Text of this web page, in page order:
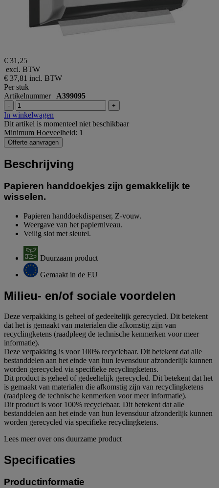
€ 31,25
excl. BTW
€ 37,81 incl. BTW
Per stuk
Artikelnummer A399095
- +
In winkelwagen
Dit artikel is momenteel niet beschikbaar
Minimum Hoeveelheid: 1
Offerte aanvragen
Beschrijving
Papieren handdoekjes zijn gemakkelijk te
wisselen.
Papieren handdoekdispenser, Z-vouw.
Weergave van het papierniveau.
Veilig slot met sleutel.
Duurzaam product
Gemaakt in de EU
Milieu- en/of sociale voordelen
Deze verpakking is geheel of gedeeltelijk gerecycled. Dit betekent
dat het is gemaakt van materialen die afkomstig zijn van
recyclingketens (raadpleeg de technische kenmerken voor meer
informatie).
Deze verpakking is voor 100% recyclebaar. Dit betekent dat alle
bestanddelen aan het einde van hun levensduur afzonderlijk kunnen
worden gerecycled via specifieke recyclingketens.
Dit product is geheel of gedeeltelijk gerecycled. Dit betekent dat het
is gemaakt van materialen die afkomstig zijn van recyclingketens
(raadpleeg de technische kenmerken voor meer informatie).
Dit product is voor 100% recyclebaar. Dit betekent dat alle
bestanddelen aan het einde van hun levensduur afzonderlijk kunnen
worden gerecycled via specifieke recyclingketens.
Lees meer over ons duurzame product
Specificaties
Productinformatie